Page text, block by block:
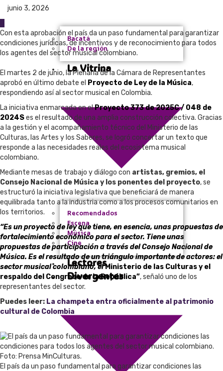
Bacatá
De la región
La Vitrina
Recomendados
Escena
Música
Cine
Lectores
Divergentes
junio 3, 2026
Con esta aprobación el país da un paso fundamental para garantizar
condiciones jurídicas, de incentivos y de reconocimiento para todos
los agentes del sector musical colombiano.
El martes 2 de junio, la Plenaria de la Cámara de Representantes
aprobó en último debate el Proyecto de Ley de la Música,
respondiendo así al sector musical en Colombia.
La iniciativa enmarcada en elProyecto 373 de 2025C / 048 de
2024Ses el resultado de una amplia construcción colectiva. Gracias
a la gestión y el acompañamiento técnico del Ministerio de las
Culturas, las Artes y los Saberes, se logró concertar un texto que
responde a las necesidades reales del ecosistema musical
colombiano.
Mediante mesas de trabajo y diálogo con artistas, gremios, el
Consejo Nacional de Música y los ponentes del proyecto, se
estructuró la iniciativa legislativa que beneficiará de manera
equilibrada tanto a la industria como a los procesos comunitarios en
los territorios.
“Es un proyecto de ley que tiene, en esencia, unas propuestas de
fortalecimiento económico para el sector. Tiene unas
propuestas departicipación a través del Consejo Nacional de
Música. Es el resultado de un triángulo importante de actores: el
sector musical colombiano, elMinisterio de las Culturas y el
respaldo del Congreso de la República”, señaló uno de los
representantes del sector.
Puedes leer: La champeta entra oficialmente al patrimonio
cultural de Colombia
El país da un paso fundamental para garantizar condiciones las